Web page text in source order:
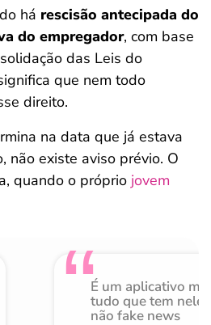
há rescisão antecipada do
do empregador, com base
das Leis do
que nem todo
direito.
na data que já estava
não existe aviso prévio. O
quando o próprio jovem
É um aplicativo
tudo que tem nele
não fake news